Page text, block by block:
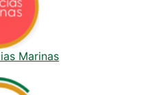
Marinas